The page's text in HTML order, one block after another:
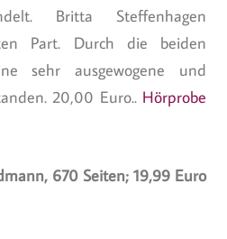
Britta Steffenhagen
Part. Durch die beiden
sehr ausgewogene und
20,00 Euro.. Hörprobe
670 Seiten; 19,99 Euro